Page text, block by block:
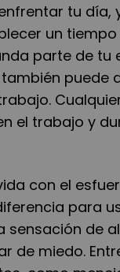
tu día,
un
parte de tu
puede
el trabajo y
con el
para
sensación de
de miedo.